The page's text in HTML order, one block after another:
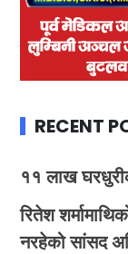
RECENT
११ लाख
रितेश
नरहेको सांसद